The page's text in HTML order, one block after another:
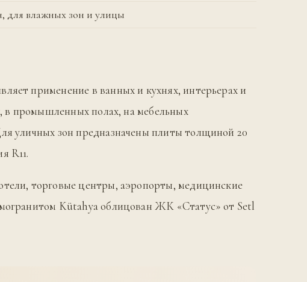
для влажных зон и улицы
применение в ванных и кухнях, интерьерах и
в промышленных полах, на мебельных
уличных зон предназначены плиты толщиной 20
R11.
торговые центры, аэропорты, медицинские
Kütahya облицован ЖК «Статус» от Setl